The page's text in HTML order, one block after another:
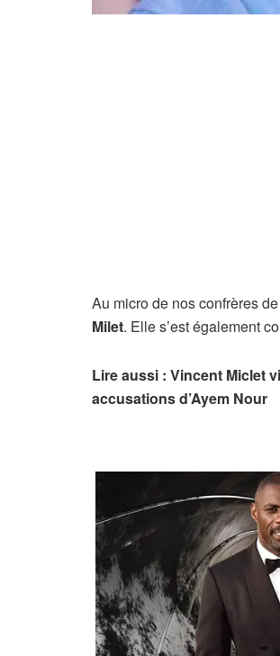
Au micro de nos confrères
Milet. Elle s’est également
Lire aussi : Vincent Miclet
accusations d’Ayem Nour